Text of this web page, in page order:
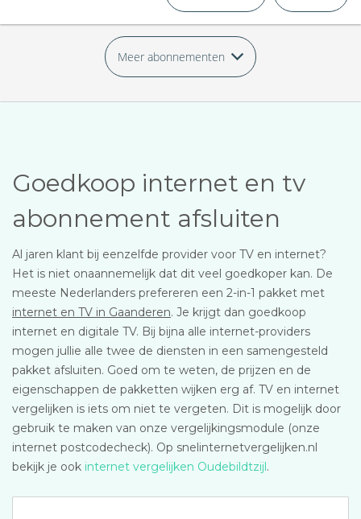
Meer abonnementen
Goedkoop internet en tv
abonnement afsluiten
Al jaren klant bij eenzelfde provider voor TV en internet?
Het is niet onaannemelijk dat dit veel goedkoper kan. De
meeste Nederlanders prefereren een 2-in-1 pakket met
internet en TV in Gaanderen. Je krijgt dan goedkoop
internet en digitale TV. Bij bijna alle internet-providers
mogen jullie alle twee de diensten in een samengesteld
pakket afsluiten. Goed om te weten, de prijzen en de
eigenschappen de pakketten wijken erg af. TV en internet
vergelijken is iets om niet te vergeten. Dit is mogelijk door
gebruik te maken van onze vergelijkingsmodule (onze
internet postcodecheck). Op snelinternetvergelijken.nl
bekijk je ook internet vergelijken Oudebildtzijl.